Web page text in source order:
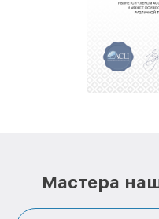
полной
положительные
репутацию. Мы
Мастера